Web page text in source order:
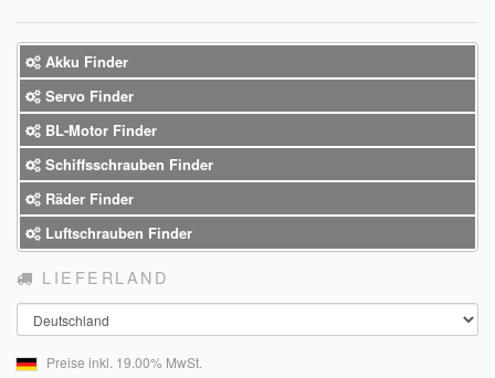
Verfügbarkeitsanzeige
Zahlung und Versand
Widerrufsrecht
Widerrufsbelehrung für den Verkauf von Waren / Muster-
Widerrufsformular
Widerrufsformular
AGB und Kundeninformationen
Akku Finder
Servo Finder
BL-Motor Finder
Schiffsschrauben Finder
Räder Finder
Luftschrauben Finder
LIEFERLAND
Land
Preise inkl. 19.00% MwSt.